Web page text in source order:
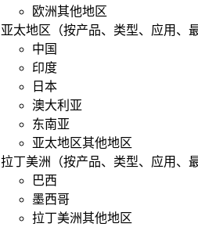
欧洲其他地区
亚太地区（按产品、类型、应用、
中国
印度
日本
澳大利亚
东南亚
亚太地区其他地区
拉丁美洲（按产品、类型、应用、
巴西
墨西哥
拉丁美洲其他地区